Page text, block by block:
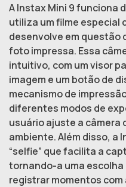
A Instax Mini 9 funciona
utiliza um filme especial
desenvolve em questão
foto impressa. Essa
intuitivo, com um visor
imagem e um botão de
mecanismo de
diferentes modos de
usuário ajuste a câmera
ambiente. Além disso, a
“selfie” que facilita a
tornando-a uma
registrar momentos com